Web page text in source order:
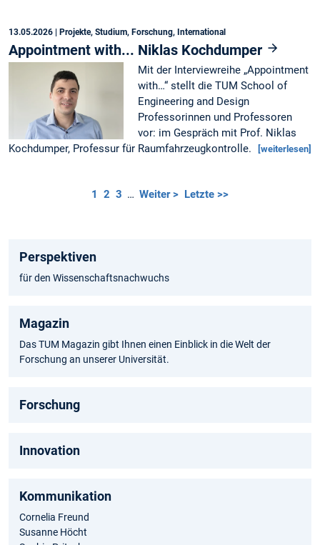
13.05.2026 | Projekte, Studium, Forschung, International
Appointment with... Niklas Kochdumper
Mit der Interviewreihe „Appointment
with…“ stellt die TUM School of
Engineering and Design
Professorinnen und Professoren
vor: im Gespräch mit Prof. Niklas
Kochdumper, Professur für Raumfahrzeugkontrolle.
[weiterlesen]
1 2 3 … Weiter > Letzte >>
Perspektiven
für den Wissenschaftsnachwuchs
Magazin
Das TUM Magazin gibt Ihnen einen Einblick in die Welt der
Forschung an unserer Universität.
Forschung
Innovation
Kommunikation
Cornelia Freund
Susanne Höcht